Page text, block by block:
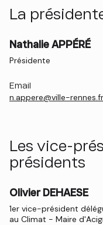
La
Nathalie APPÉRÉ
Présidente
Email
n.appere@ville-rennes.fr
Les vice-
présidents
Olivier DEHAESE
1er vice-président
au Climat - Maire